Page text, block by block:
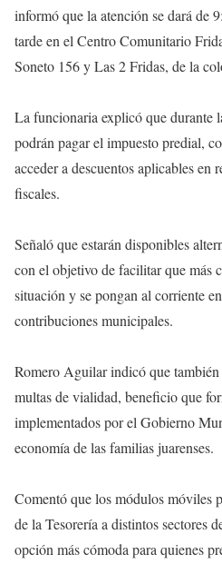
informó que la atención se dará de
tarde en el Centro Comunitario
Soneto 156 y Las 2 Fridas, de la
La funcionaria explicó que durante
podrán pagar el impuesto predial,
acceder a descuentos aplicables en
fiscales.
Señaló que estarán disponibles
con el objetivo de facilitar que más
situación y se pongan al corriente
contribuciones municipales.
Romero Aguilar indicó que también
multas de vialidad, beneficio que
implementados por el Gobierno
economía de las familias juarenses.
Comentó que los módulos móviles
de la Tesorería a distintos sectores
opción más cómoda para quienes